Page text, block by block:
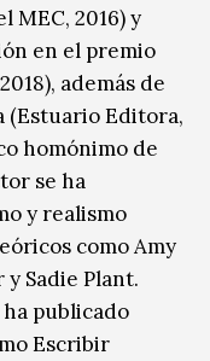
MEC, 2016) y
en el premio
además de
Editora,
homónimo de
se ha
y realismo
como Amy
Sadie Plant.
publicado
Escribir